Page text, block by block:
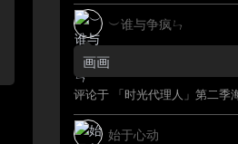
︶谁与争疯ㄣ
画画
评论于 「时光代理人」第二季
始于心动